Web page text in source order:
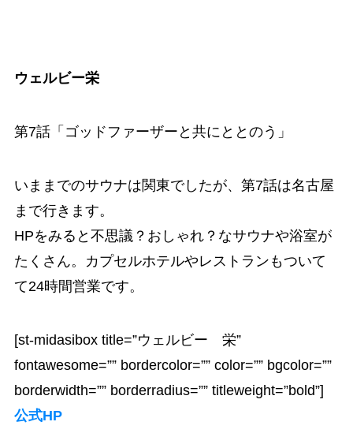
ウェルビー栄
第7話「ゴッドファーザーと共にととのう」
いままでのサウナは関東でしたが、第7話は名古屋
まで行きます。
HPをみると不思議？おしゃれ？なサウナや浴室が
たくさん。カプセルホテルやレストランもついて
て24時間営業です。
[st-midasibox title=”ウェルビー 栄”
fontawesome=”” bordercolor=”” color=”” bgcolor=””
borderwidth=”” borderradius=”” titleweight=”bold”]
公式HP